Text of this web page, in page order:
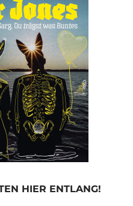
HIER ENTLANG!